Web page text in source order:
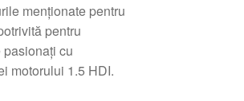
menționate pentru
pentru
cu
motorului 1.5 HDI.